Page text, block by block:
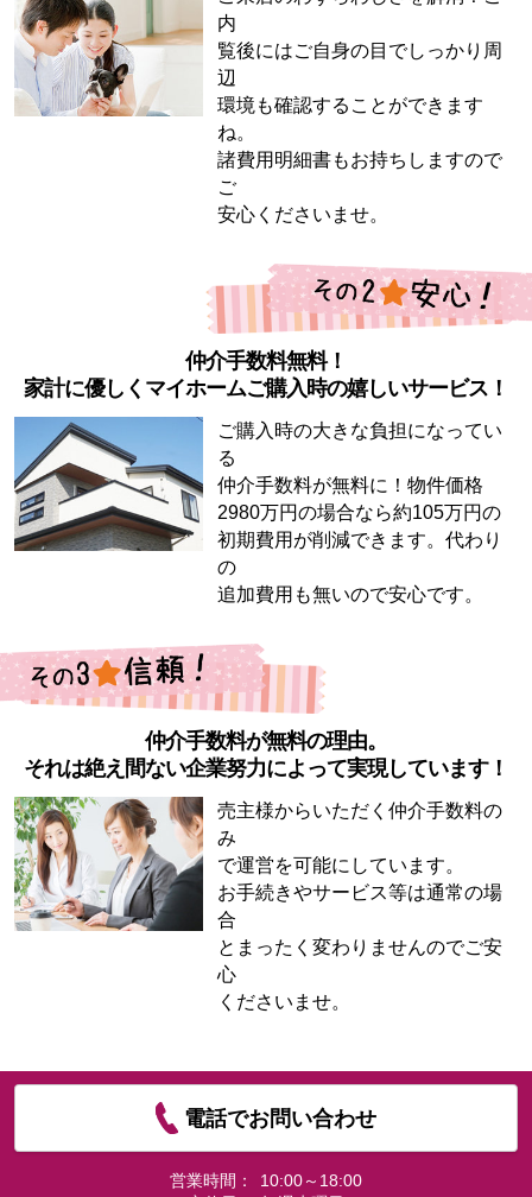
内
覧後にはご自身の目でしっかり周
辺
環境も確認することができます
ね。
諸費用明細書もお持ちしますので
ご
安心くださいませ。
仲介手数料無料！
家計に優しくマイホームご購入時の嬉しいサービス！
ご購入時の大きな負担になってい
る
仲介手数料が無料に！物件価格
2980万円の場合なら約105万円の
初期費用が削減できます。代わり
の
追加費用も無いので安心です。
仲介手数料が無料の理由。
それは絶え間ない企業努力によって実現しています！
売主様からいただく仲介手数料の
み
で運営を可能にしています。
お手続きやサービス等は通常の場
合
とまったく変わりませんのでご安
心
くださいませ。
電話でお問い合わせ
営業時間：
10:00～18:00